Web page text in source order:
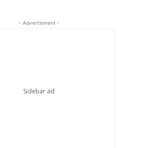
- Advertisment -